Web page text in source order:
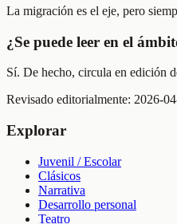
La migración es el eje, pero
¿Se puede leer en el
Sí. De hecho, circula en edición
Revisado editorialmente: 2026-
Explorar
Juvenil / Escolar
Clásicos
Narrativa
Desarrollo personal
Teatro